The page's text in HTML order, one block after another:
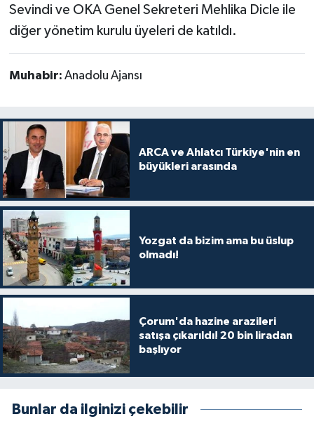
Sevindi ve OKA Genel Sekreteri Mehlika Dicle ile
diğer yönetim kurulu üyeleri de katıldı.
Muhabir: Anadolu Ajansı
ARCA ve Ahlatcı Türkiye'nin en
büyükleri arasında
Yozgat da bizim ama bu üslup
olmadı!
Çorum'da hazine arazileri
satışa çıkarıldı! 20 bin liradan
başlıyor
Bunlar da ilginizi çekebilir